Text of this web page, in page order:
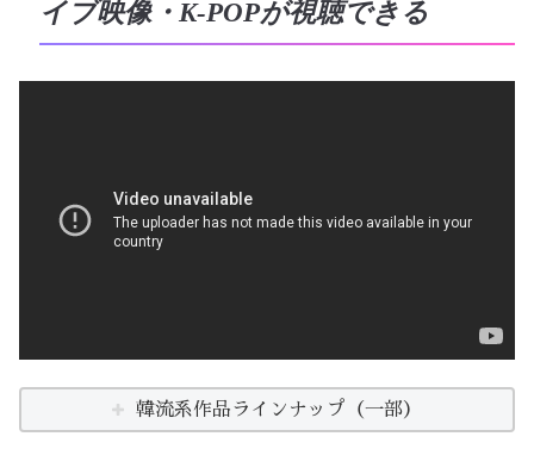
イブ映像・K-POPが視聴できる
韓流系作品ラインナップ（一部）